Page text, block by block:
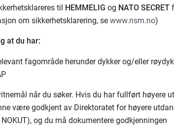
til HEMMELIGog NATO SECRET
om sikkerhetsklarering, sewww.nsm.no)
at du har:
fagområde herunder dykker og/eller
når du søker. Hvis du har fullført høyere
være godkjent av Direktoratet for høyere
og du må dokumentere godkjenningen